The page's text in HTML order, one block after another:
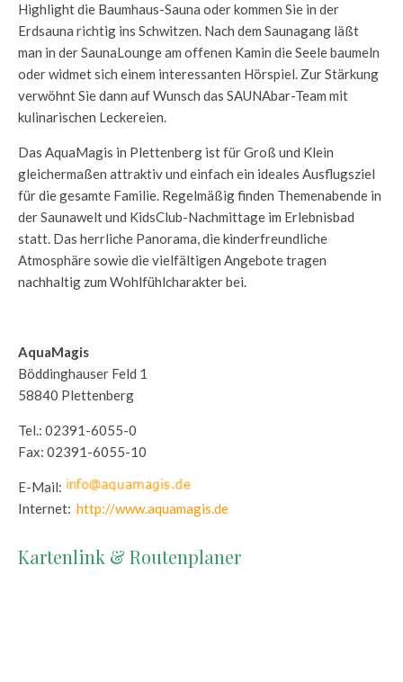
Highlight die Baumhaus-Sauna oder kommen Sie in der
Erdsauna richtig ins Schwitzen. Nach dem Saunagang läßt
man in der SaunaLounge am offenen Kamin die Seele baumeln
oder widmet sich einem interessanten Hörspiel. Zur Stärkung
verwöhnt Sie dann auf Wunsch das SAUNAbar-Team mit
kulinarischen Leckereien.
Das AquaMagis in Plettenberg ist für Groß und Klein
gleichermaßen attraktiv und einfach ein ideales Ausflugsziel
für die gesamte Familie. Regelmäßig finden Themenabende in
der Saunawelt und KidsClub-Nachmittage im Erlebnisbad
statt. Das herrliche Panorama, die kinderfreundliche
Atmosphäre sowie die vielfältigen Angebote tragen
nachhaltig zum Wohlfühlcharakter bei.
AquaMagis
Böddinghauser Feld 1
58840 Plettenberg
Tel.: 02391-6055-0
Fax: 02391-6055-10
E-Mail:
Internet: http://www.aquamagis.de
Kartenlink & Routenplaner